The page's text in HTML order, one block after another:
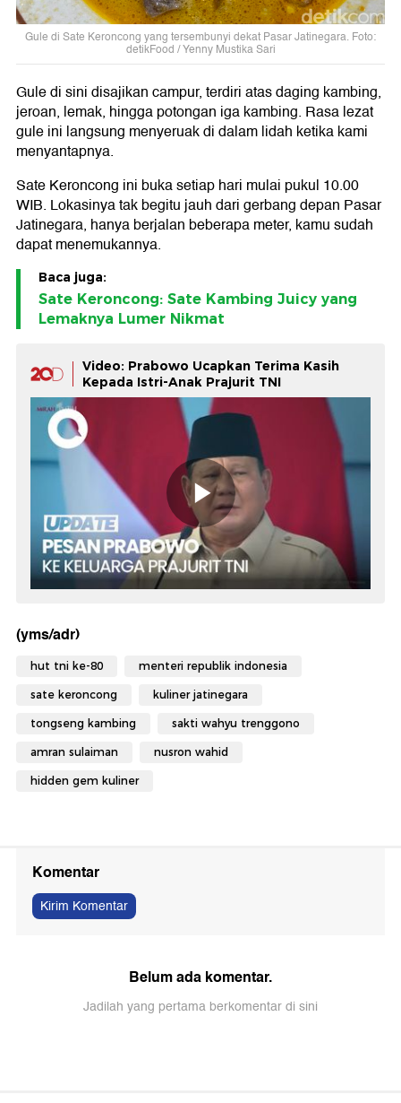
Gule di Sate Keroncong yang tersembunyi dekat Pasar Jatinegara. Foto:
detikFood / Yenny Mustika Sari
Gule di sini disajikan campur, terdiri atas daging kambing,
jeroan, lemak, hingga potongan iga kambing. Rasa lezat
gule ini langsung menyeruak di dalam lidah ketika kami
menyantapnya.
Sate Keroncong ini buka setiap hari mulai pukul 10.00
WIB. Lokasinya tak begitu jauh dari gerbang depan Pasar
Jatinegara, hanya berjalan beberapa meter, kamu sudah
dapat menemukannya.
Baca juga:
Sate Keroncong: Sate Kambing Juicy yang
Lemaknya Lumer Nikmat
Video: Prabowo Ucapkan Terima Kasih
Kepada Istri-Anak Prajurit TNI
(yms/adr)
hut tni ke-80 menteri republik indonesia
sate keroncong kuliner jatinegara
tongseng kambing sakti wahyu trenggono
amran sulaiman nusron wahid
hidden gem kuliner
Komentar
Kirim Komentar
Belum ada komentar.
Jadilah yang pertama berkomentar di sini